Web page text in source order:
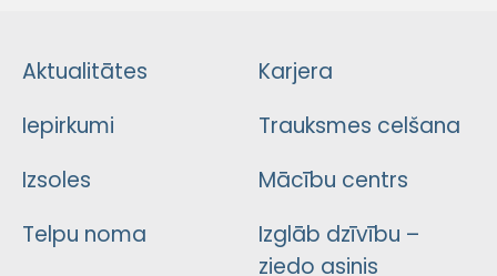
Aktualitātes
Iepirkumi
Izsoles
Telpu noma
Karjera
Trauksmes celšana
Mācību centrs
Izglāb dzīvību –
ziedo asinis